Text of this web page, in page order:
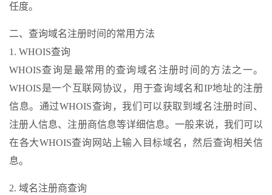
任度。
二、查询域名注册时间的常用方法
1. WHOIS查询
WHOIS查询是最常用的查询域名注册时间的方法之一。
WHOIS是一个互联网协议，用于查询域名和IP地址的注册
信息。通过WHOIS查询，我们可以获取到域名注册时间、
注册人信息、注册商信息等详细信息。一般来说，我们可以
在各大WHOIS查询网站上输入目标域名，然后查询相关信
息。
2. 域名注册商查询